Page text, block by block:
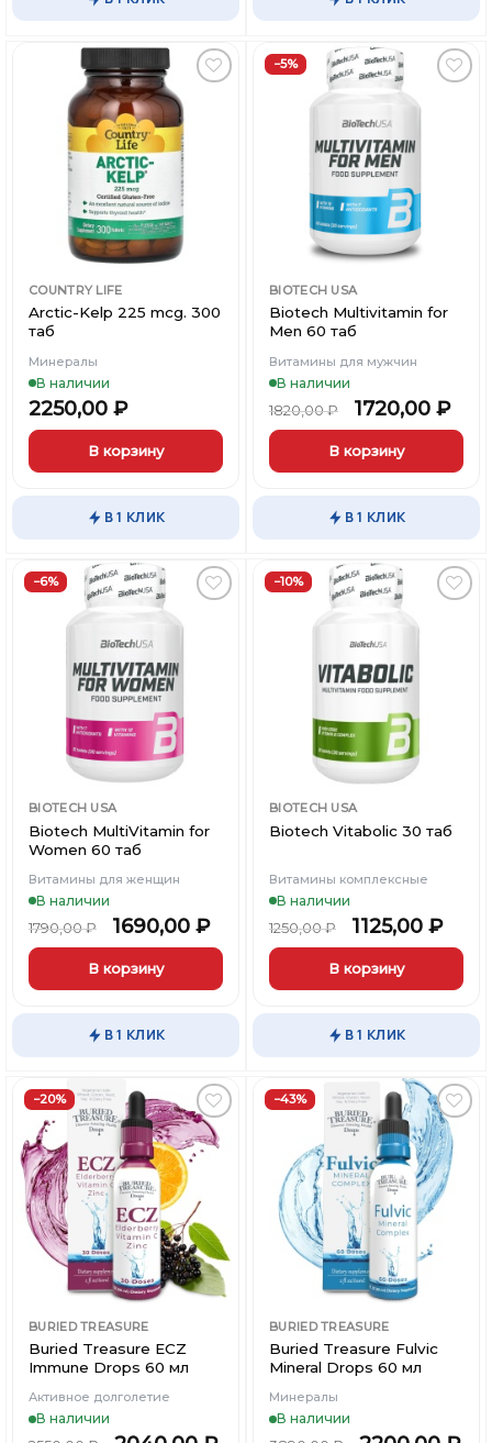
Добавить
Вишлист
COUNTRY LIFE
Arctic-Kelp 225 mcg. 300
таб
Минералы
В наличии
2250,00 ₽
В корзину
В 1 КЛИК
−5%
Вишлист
BIOTECH USA
Biotech Multivitamin for
Men 60 таб
Витамины для мужчин
В наличии
1820,00₽ 1720,00 ₽
В корзину
В 1 КЛИК
−6%
Добавить
Вишлист
BIOTECH USA
Biotech MultiVitamin for
Women 60 таб
Витамины для женщин
В наличии
1790,00₽ 1690,00 ₽
В корзину
В 1 КЛИК
−10%
Добавить
Вишлист
BIOTECH USA
Biotech Vitabolic 30 таб
Витамины комплексные
В наличии
1250,00₽ 1125,00 ₽
В корзину
В 1 КЛИК
−20%
Добавить
в
Вишлист
BURIED TREASURE
Buried Treasure ECZ
Immune Drops 60 мл
Активное долголетие
В наличии
−43%
Добавить
в
Вишлист
BURIED TREASURE
Buried Treasure Fulvic
Mineral Drops 60 мл
Минералы
В наличии